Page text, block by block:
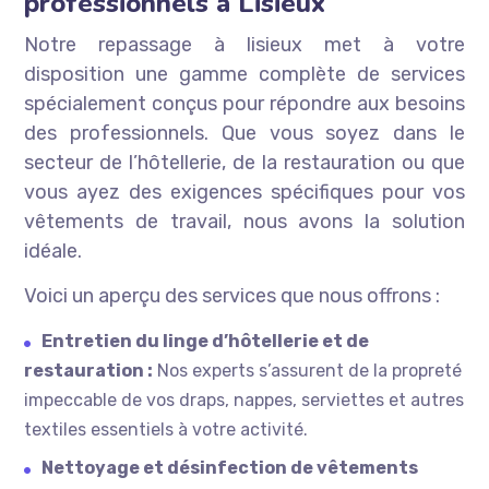
Notre repassage à lisieux met à votre
disposition une gamme complète de services
spécialement conçus pour répondre aux besoins
des professionnels. Que vous soyez dans le
secteur de l’hôtellerie, de la restauration ou que
vous ayez des exigences spécifiques pour vos
vêtements de travail, nous avons la solution
idéale.
Voici un aperçu des services que nous offrons :
Entretien du linge d’hôtellerie et de
restauration : Nos experts s’assurent de la propreté
impeccable de vos draps, nappes, serviettes et autres
textiles essentiels à votre activité.
Nettoyage et désinfection de vêtements